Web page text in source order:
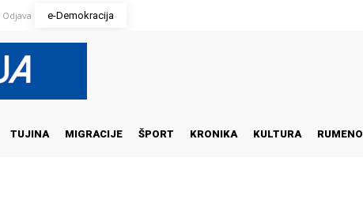
e-Demokracija
TUJINA MIGRACIJE ŠPORT KRONIKA KULTURA RUMENO